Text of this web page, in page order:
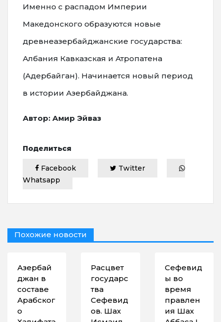
Именно с распадом Империи
Македонского образуются новые
древнеазербайджанские государства:
Албания Кавказская и Атропатена
(Адербайган). Начинается новый период
в истории Азербайджана.
Автор: Амир Эйваз
Поделиться
Facebook
Twitter
Whatsapp
Похожие новости
Азербай
джан в
составе
Арабског
о
Расцвет
государс
тва
Сефевид
ов. Шах
Сефевид
ы во
время
правлен
ия Шах